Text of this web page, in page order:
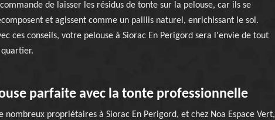
de laisser les résidus de tonte sur la pelouse, car ils se
et agissent comme un paillis naturel, enrichissant le sol.
ces conseils, votre pelouse à Siorac En Perigord sera l'envie de tout
quartier.
parfaite avec la tonte professionnelle
propriétaires à Siorac En Perigord, et chez Noa Espace Vert,